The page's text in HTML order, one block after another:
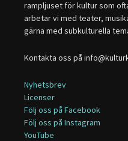
rampljuset för kultur som
arbetar vi med teater,
gärna med subkulturella
Kontakta oss på
Nyhetsbrev
Licenser
Följ oss på Facebook
Följ oss på Instagram
YouTube